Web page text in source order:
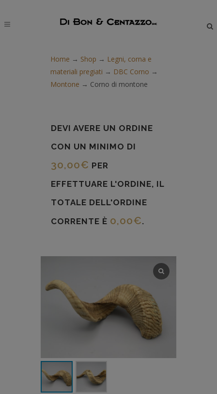
Home → Shop → Legni, corna e
materiali pregiati → DBC Corno →
Montone → Corno di montone
DEVI AVERE UN ORDINE
CON UN MINIMO DI
30,00€ PER
EFFETTUARE L'ORDINE, IL
TOTALE DELL'ORDINE
CORRENTE È 0,00€.